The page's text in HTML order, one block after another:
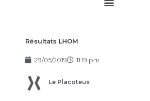
Résultats LHOM
29/05/2019 11:19 pm
Le Placoteux